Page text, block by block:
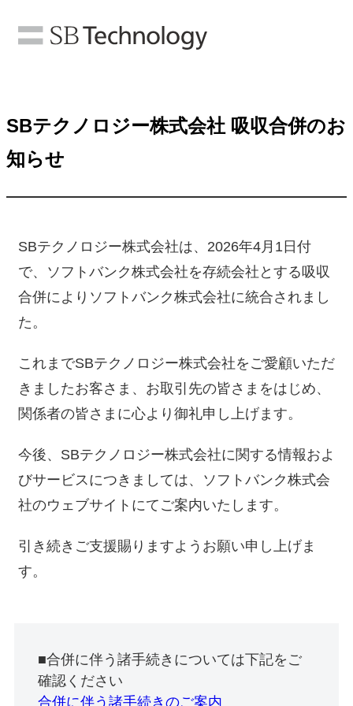
SBテクノロジー株式会社 吸収合併のお
知らせ
SBテクノロジー株式会社は、2026年4月1日付
で、ソフトバンク株式会社を存続会社とする吸収
合併によりソフトバンク株式会社に統合されまし
た。
これまでSBテクノロジー株式会社をご愛顧いただ
きましたお客さま、お取引先の皆さまをはじめ、
関係者の皆さまに心より御礼申し上げます。
今後、SBテクノロジー株式会社に関する情報およ
びサービスにつきましては、ソフトバンク株式会
社のウェブサイトにてご案内いたします。
引き続きご支援賜りますようお願い申し上げま
す。
■合併に伴う諸手続きについては下記をご
確認ください
合併に伴う諸手続きのご案内